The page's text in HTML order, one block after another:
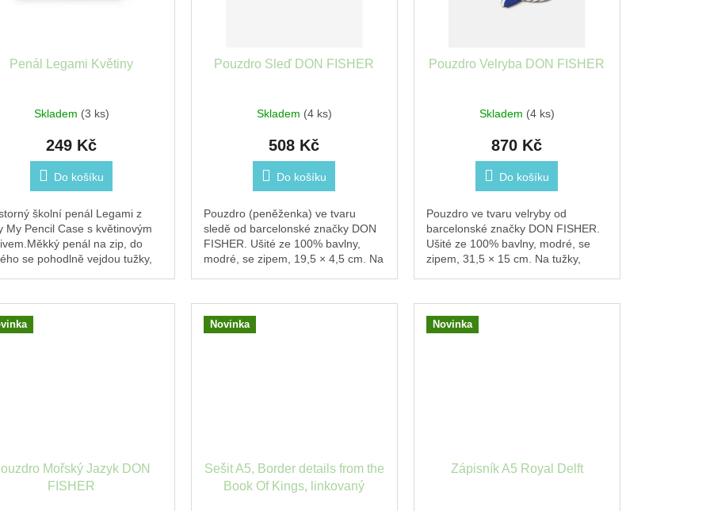
Penál Legami Květiny
Skladem (3 ks)
249 Kč
Do košíku
školní penál Legami z
My Pencil Case s květinovým
penál na zip, do
se pohodlně vejdou tužky,
Pouzdro Sleď DON FISHER
Skladem (4 ks)
508 Kč
Do košíku
Pouzdro (peněženka) ve tvaru
sledě od barcelonské značky DON
FISHER. Ušité ze 100% bavlny,
modré, se zipem, 19,5 × 4,5 cm. Na
Pouzdro Velryba DON FISHER
Skladem (4 ks)
870 Kč
Do košíku
Pouzdro ve tvaru velryby od
barcelonské značky DON FISHER.
Ušité ze 100% bavlny, modré, se
zipem, 31,5 × 15 cm. Na tužky,
Mořský Jazyk DON
FISHER
Novinka
Sešit A5, Border details from the
Book Of Kings, linkovaný
Novinka
Zápisník A5 Royal Delft